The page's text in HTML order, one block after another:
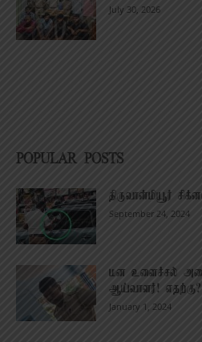
July 30, 2026
POPULAR POSTS
திருவான்மியூர்
September 24, 2024
மன உளைச்சல்
ஆய்வாளர்!
January 1, 2024